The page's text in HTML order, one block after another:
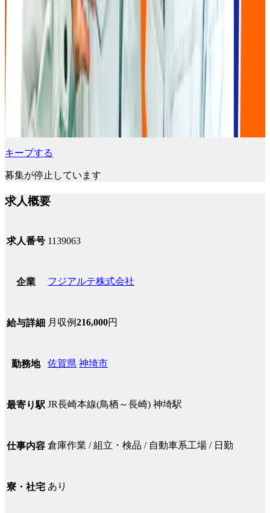
キープする
募集が停止しています
求人概要
求人番号 1139063
企業 フジアルテ株式会社
給与詳細 月収例216,000円
勤務地 佐賀県 神埼市
最寄り駅 JR長崎本線(鳥栖～長崎) 神埼駅
仕事内容 倉庫作業 / 組立・検品 / 自動車系工場 / 日勤
寮・社宅 あり